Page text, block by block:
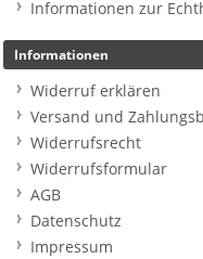
Informationen zur
Informationen
Widerruf erklären
Versand und
Widerrufsrecht
Widerrufsformular
AGB
Datenschutz
Impressum